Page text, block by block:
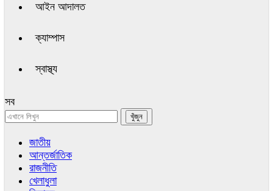
আইন আদালত
ক্যাম্পাস
স্বাস্থ্য
সব
জাতীয়
আন্তর্জাতিক
রাজনীতি
খেলাধুলা